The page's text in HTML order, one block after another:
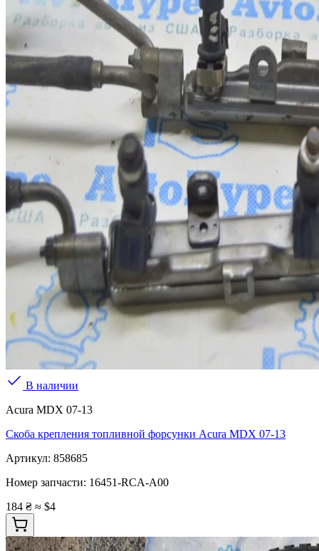
В наличии
Acura MDX 07-13
Скоба крепления топливной форсунки Acura MDX 07-13
Артикул: 858685
Номер запчасти: 16451-RCA-A00
184 ₴ ≈ $4